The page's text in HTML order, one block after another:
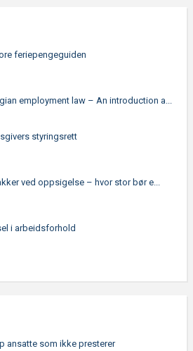
feriepengeguiden
employment law – An introduction a...
styringsrett
ved oppsigelse – hvor stor bør e...
i arbeidsforhold